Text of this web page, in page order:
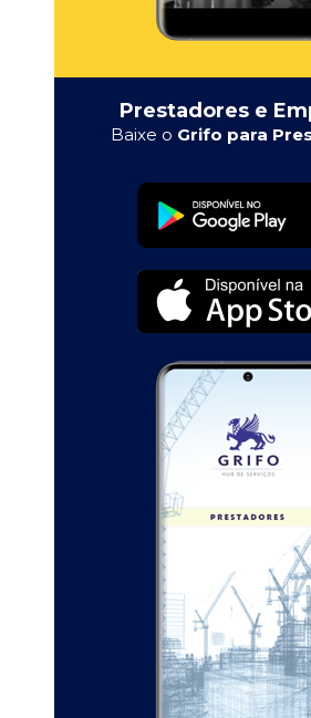
Prestadores e
Baixe o Grifo para